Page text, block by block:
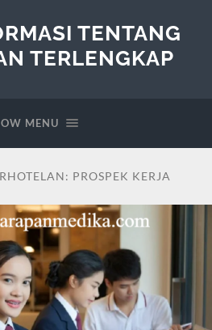
TENTANG
TERLENGKAP
MENU
PROSPEK KERJA